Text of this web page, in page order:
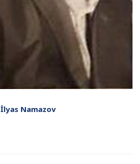
İlyas Namazov